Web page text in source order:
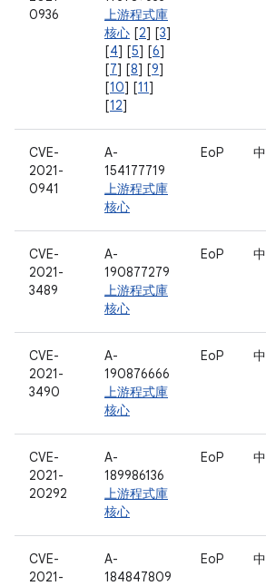
0936
上游程式庫
核心 [2] [3]
[4] [5] [6]
[7] [8] [9]
[10] [11]
[12]
CVE-
2021-
0941
A-
154177719
上游程式庫
核心
EoP 中
CVE-
2021-
3489
A-
190877279
上游程式庫
核心
EoP 中
CVE-
2021-
3490
A-
190876666
上游程式庫
核心
EoP 中
CVE-
2021-
20292
A-
189986136
上游程式庫
核心
EoP 中
CVE-
2021-
A-
184847809
EoP 中